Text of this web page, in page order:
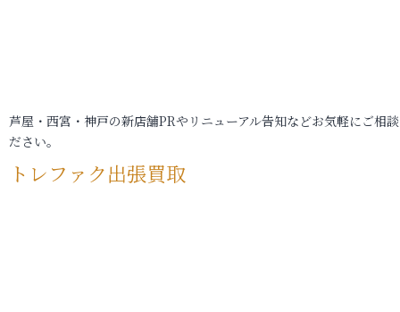
芦屋・西宮・神戸の新店舗PRやリニューアル告知などお気軽にご相
ださい。
トレファク出張買取